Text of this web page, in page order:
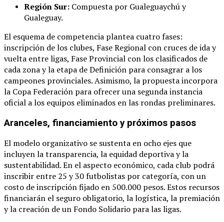
Región Sur: Compuesta por Gualeguaychú y
Gualeguay.
El esquema de competencia plantea cuatro fases:
inscripción de los clubes, Fase Regional con cruces de ida y
vuelta entre ligas, Fase Provincial con los clasificados de
cada zona y la etapa de Definición para consagrar a los
campeones provinciales. Asimismo, la propuesta incorpora
la Copa Federación para ofrecer una segunda instancia
oficial a los equipos eliminados en las rondas preliminares.
Aranceles, financiamiento y próximos pasos
El modelo organizativo se sustenta en ocho ejes que
incluyen la transparencia, la equidad deportiva y la
sustentabilidad. En el aspecto económico, cada club podrá
inscribir entre 25 y 30 futbolistas por categoría, con un
costo de inscripción fijado en 500.000 pesos. Estos recursos
financiarán el seguro obligatorio, la logística, la premiación
y la creación de un Fondo Solidario para las ligas.